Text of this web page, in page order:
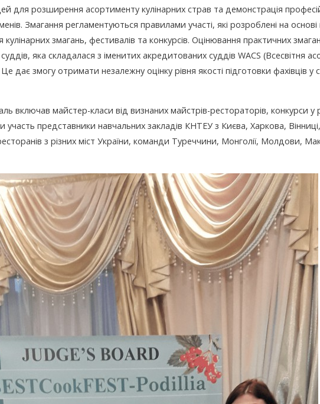
для розширення асортименту кулінарних страв та демонстрація
Змагання регламентуються правилами участі, які розроблені на
змагань, фестивалів та конкурсів. Оцінювання практичних
яка складалася з іменитих акредитованих суддів WACS (Всесвітня
дає змогу отримати незалежну оцінку рівня якості підготовки фахівців у
включав майстер-класи від визнаних майстрів-рестораторів, конкурси у
участь представники навчальних закладів КНТЕУ з Києва, Харкова, Вінниці,
з різних міст України, команди Туреччини, Монголії, Молдови,